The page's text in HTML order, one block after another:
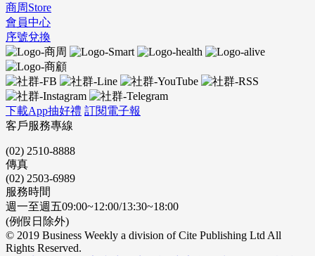
商周Store
會員中心
序號兌換
下載App抽好禮 訂閱電子報
客戶服務專線
(02) 2510-8888
傳真
(02) 2503-6989
服務時間
週一至週五09:00~12:00/13:30~18:00
(例假日除外)
© 2019 Business Weekly a division of Cite Publishing Ltd All
Rights Reserved.